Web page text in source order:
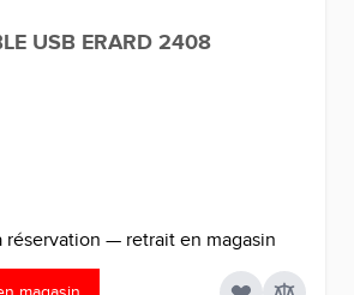
USB ERARD 2408
réservation — retrait en magasin